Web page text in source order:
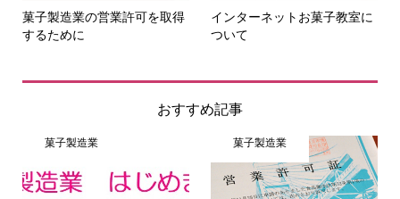
菓子製造業の営業許可を取得
するために
インターネットお菓子教室に
ついて
おすすめ記事
菓子製造業 菓子製造業